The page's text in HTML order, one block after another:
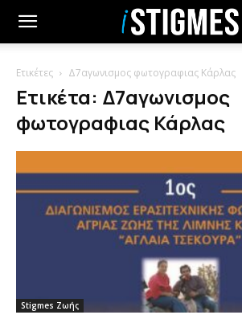
Ετικέτες Δ7αγωνισμος φωτογραφιας Κάρλας
Ετικέτα: Δ7αγωνισμος
φωτογραφιας Κάρλας
Stigmes Ζωής